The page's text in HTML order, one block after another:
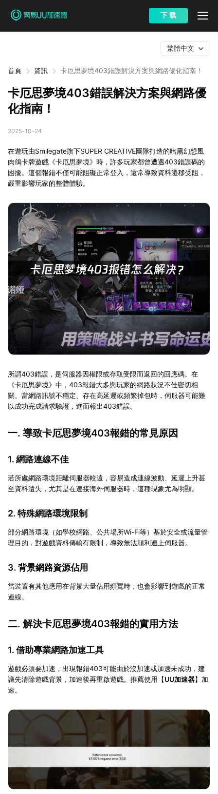
下 载
首頁 資訊 卡厄思夢境403錯誤解決方案與網路優化指南！
繁體中文
卡厄思夢境403錯誤解決方案與網路優
化指南！
2025-10-24
在遊玩由Smilegate旗下SUPER CREATIVE團隊打造的暗黑幻想風
肉鴿卡牌遊戲《卡厄思夢境》時，許多玩家都曾遭遇403錯誤碼的
困擾。這個報錯不僅可能阻礙正常登入，還常導致資料遷移受阻，
嚴重影響玩家的整體體驗。
所謂403錯誤，是伺服器因權限或存取受限而返回的回應碼。在
《卡厄思夢境》中，403報錯大多與玩家的網路狀況不佳密切相
關。當網路訊號不穩定、存在高延遲或頻繁掉包時，伺服器可能難
以成功完成請求驗證，進而報出403錯誤。
一. 導致卡厄思夢境403報錯的常見原因
1. 網路連線不佳
若所處網路環境距離伺服器較遠，容易造成連線波動、延遲上升甚
至資料遺失，尤其是在連接海外伺服器時，這種現象尤為明顯。
2. 特殊網路環境限制
部分網路環境（如學校網路、公共場所Wi-Fi等）基於安全或流量管
理目的，對遊戲資料傳輸有限制，導致無法順利連上伺服器。
3. 背景網路資源佔用
當裝置有其他應用在背景大量佔用頻寬時，也會影響到遊戲的正常
連線。
二. 解決卡厄思夢境403報錯的實用方法
1. 借助專業網路加速工具
遊戲必須要加速，出現報錯403可能由於沒加速或加速未成功，建
議先清除遊戲背景，加速後再重啟遊戲。推薦使用【UU加速器】加
速。